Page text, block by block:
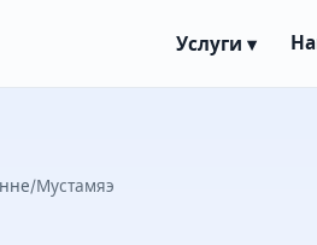
Услуги ▾
/Мустамяэ